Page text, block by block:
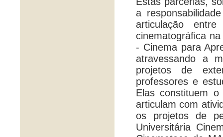
a
articulação
cinematográfica
- Cinema para
atravessando a
projetos de
professores e
Elas constituem
articulam com
os projetos de
Universitária